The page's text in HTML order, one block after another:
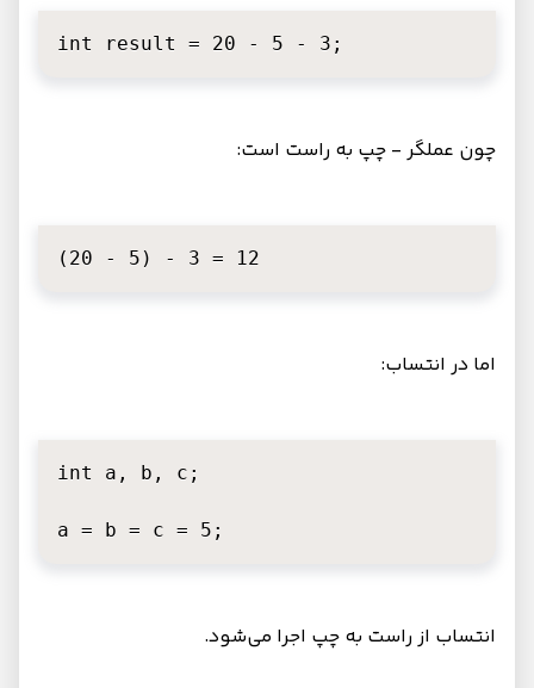
int result = 20 - 5 - 3;
چون عملگر - چپ به راست است:
(20 - 5) - 3 = 12
اما در انتساب:
int a, b, c;
a = b = c = 5;
انتساب از راست به چپ اجرا می‌شود.